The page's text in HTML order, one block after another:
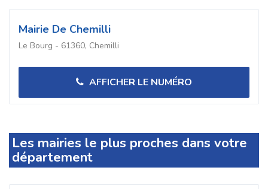
Mairie De Chemilli
Le Bourg - 61360, Chemilli
AFFICHER LE NUMÉRO
Les mairies le plus proches dans votre
département